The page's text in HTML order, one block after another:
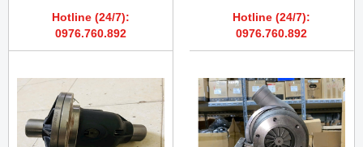
Hotline (24/7):
0976.760.892
Hotline (24/7):
0976.760.892